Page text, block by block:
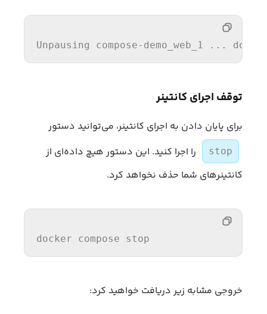
Unpausing compose-demo_web_1 ... done
توقف اجرای کانتینر
برای پایان دادن به اجرای کانتینر، می‌توانید دستور
stop
را اجرا کنید. این دستور هیچ‌ داده‌ای از
کانتینرهای شما حذف نخواهد کرد.
docker compose stop
خروجی مشابه زیر دریافت خواهید کرد: